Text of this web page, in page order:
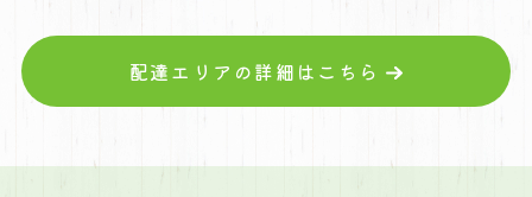
配達エリアの詳細はこちら